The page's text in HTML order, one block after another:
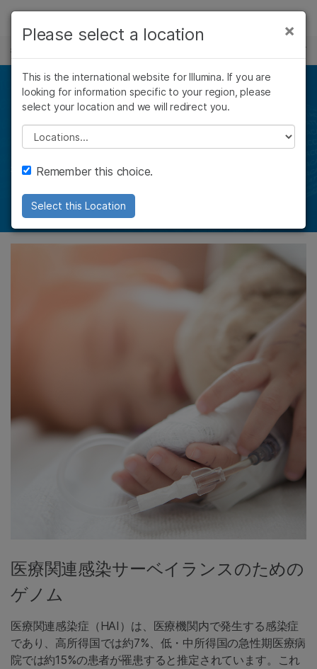
Skip to content
ラーニング
企業情報
お気に入りの分野を選択
微生物ゲノム
医療関連感染のサーベ
イランス
微生物シーケンスを使用して感染予防と感染拡
大をさらに抑制する
医療関連感染サーベイランスのための
ゲノム
医療関連感染症（HAI）は、医療機関内で発生する感染症
であり、高所得国では約7%、低・中所得国の急性期医療病
院では約15%の患者が罹患すると推定されています。これ
×
Please select a location
This is the international website for Illumina. If you are
looking for information specific to your region, please
select your location and we will redirect you.
Please select a location
Remember this choice.
Select this Location
高いコンテンツへのリンクが表示されます:
×
がん研究
微生物研究
農学研究
複雑な疾患
臨床オンコロジー
生殖医学
遺伝性および希少疾